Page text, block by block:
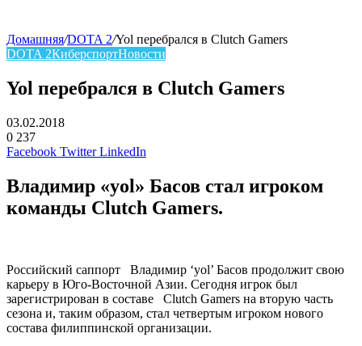
Домашняя/DOTA 2/Yol перебрался в Clutch Gamers
DOTA 2КиберспортНовости
Yol перебрался в Clutch Gamers
03.02.2018
0 237
Facebook Twitter LinkedIn
Владимир «yol» Басов стал игроком
команды Clutch Gamers.
Российский саппорт Владимир ‘yol’ Басов продолжит свою
карьеру в Юго-Восточной Азии. Сегодня игрок был
зарегистрирован в составе Clutch Gamers на вторую часть
сезона и, таким образом, стал четвертым игроком нового
состава филиппинской организации.